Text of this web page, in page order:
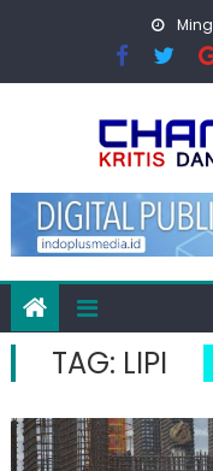
TAG: LIPI